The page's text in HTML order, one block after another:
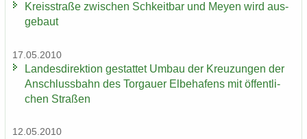
Kreis­stra­ße zwi­schen Schkeit­bar und Meyen wird aus­
ge­baut
17.05.2010
Lan­des­di­rek­ti­on ge­stat­tet Umbau der Kreu­zun­gen der
An­schluss­bahn des Tor­gau­er El­be­ha­fens mit öf­fent­li­
chen Stra­ßen
12.05.2010